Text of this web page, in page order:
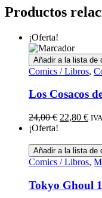
Productos
¡Oferta!
Añadir a la lista de
Comics / Libros,
Los Cosacos
24,00€ 22,80 €
¡Oferta!
Añadir a la lista de
Comics / Libros,
Tokyo Ghoul